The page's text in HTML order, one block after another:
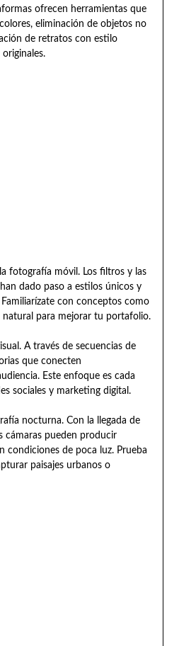
ofrecen herramientas que
eliminación de objetos no
de retratos con estilo
fotografía móvil. Los filtros y las
dado paso a estilos únicos y
con conceptos como
para mejorar tu portafolio.
A través de secuencias de
que conecten
Este enfoque es cada
sociales y marketing digital.
nocturna. Con la llegada de
cámaras pueden producir
condiciones de poca luz. Prueba
paisajes urbanos o